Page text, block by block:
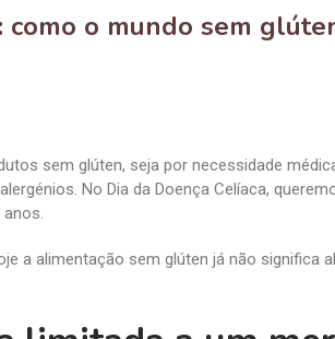
como o mundo sem
sem glúten, seja por necessidade
No Dia da Doença Celíaca,
a alimentação sem glúten já não significa